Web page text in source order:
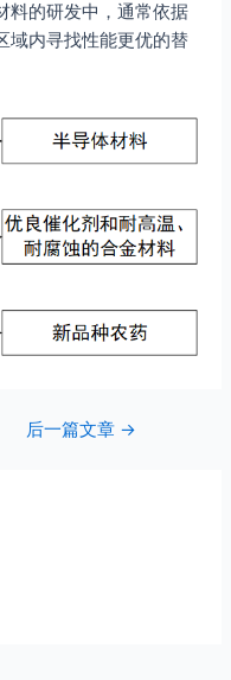
料的研发中，通常依据
域内寻找性能更优的替
后一篇文章 →